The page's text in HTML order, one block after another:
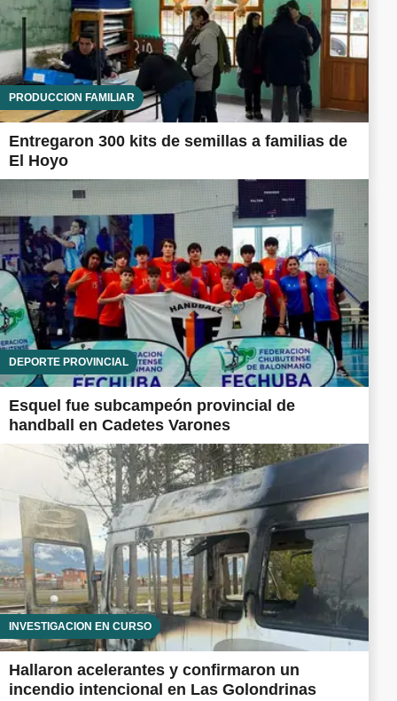
PRODUCCIÓN FAMILIAR
Entregaron 300 kits de semillas a familias de
El Hoyo
DEPORTE PROVINCIAL
Esquel fue subcampeón provincial de
handball en Cadetes Varones
INVESTIGACIÓN EN CURSO
Hallaron acelerantes y confirmaron un
incendio intencional en Las Golondrinas